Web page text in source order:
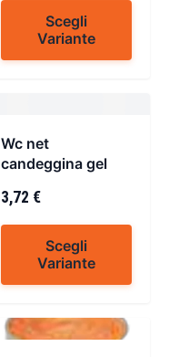
Scegli
Variante
Wc net
candeggina gel
3,72 €
Scegli
Variante